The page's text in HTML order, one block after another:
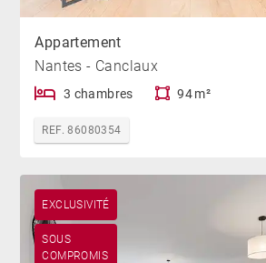
Appartement
Nantes - Canclaux
3 chambres 94 m²
REF. 86080354
EXCLUSIVITÉ
SOUS
COMPROMIS